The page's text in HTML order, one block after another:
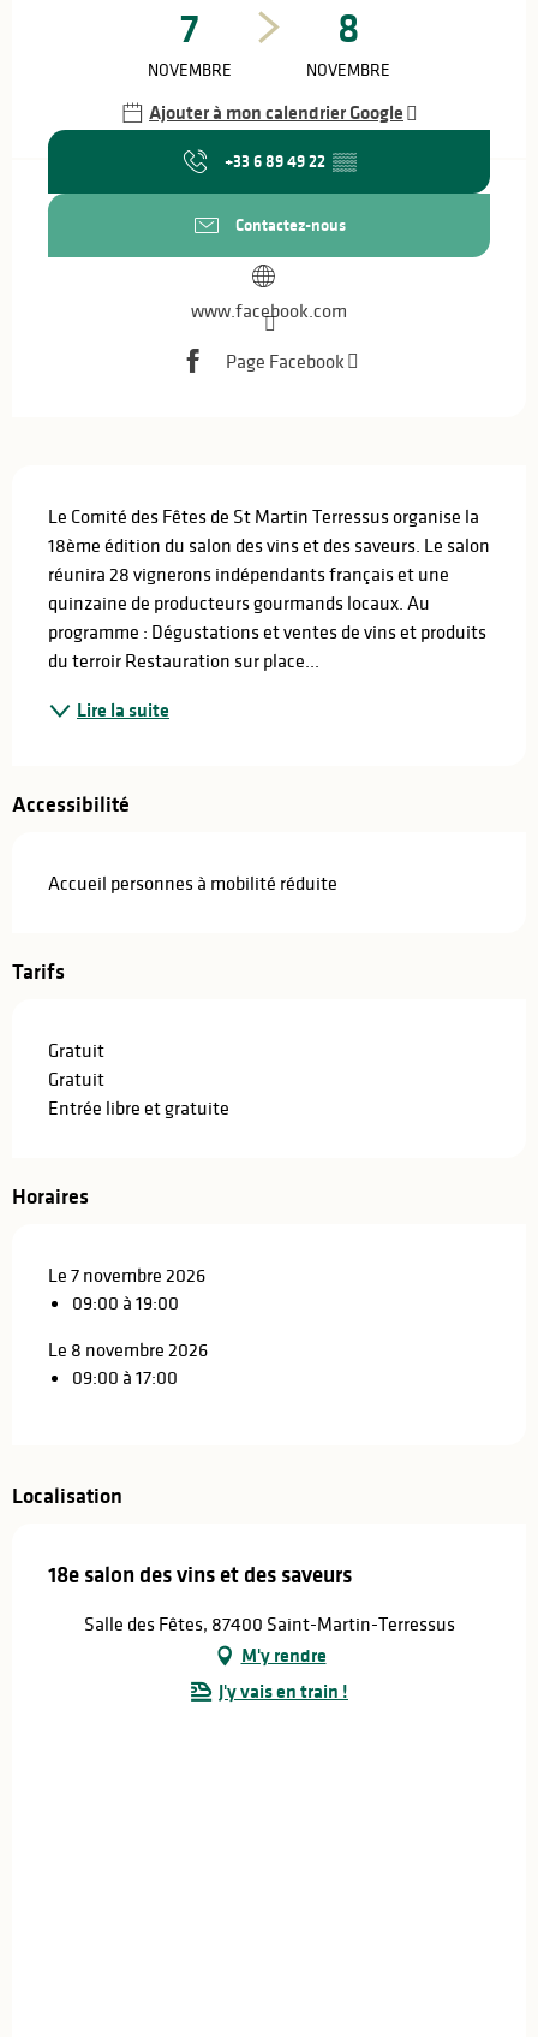
7
NOVEMBRE
8
NOVEMBRE
Ajouter à mon calendrier Google
+33 6 89 49 22 ▒▒
Contactez-nous
www.facebook.com
Page Facebook
Le Comité des Fêtes de St Martin Terressus organise la
18ème édition du salon des vins et des saveurs. Le salon
réunira 28 vignerons indépendants français et une
quinzaine de producteurs gourmands locaux. Au
programme : Dégustations et ventes de vins et produits
du terroir Restauration sur place...
Lire la suite
Accessibilité
Accueil personnes à mobilité réduite
Tarifs
Gratuit
Gratuit
Entrée libre et gratuite
Horaires
Le 7 novembre 2026
09:00 à 19:00
Le 8 novembre 2026
09:00 à 17:00
Localisation
18e salon des vins et des saveurs
Salle des Fêtes, 87400 Saint-Martin-Terressus
M'y rendre
J'y vais en train !